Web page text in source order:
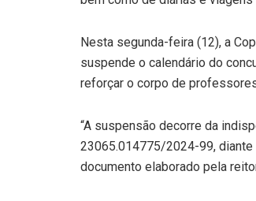
Nesta segunda-feira (12), a
suspende o calendário do
reforçar o corpo de
“A suspensão decorre da
23065.014775/2024-99, diante
documento elaborado pela